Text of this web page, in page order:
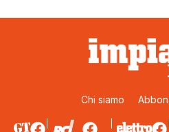
Chi siamo